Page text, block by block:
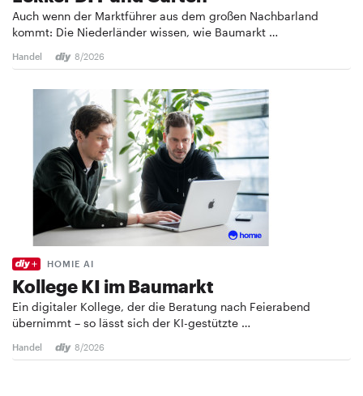
Auch wenn der Marktführer aus dem großen Nachbarland
kommt: Die Niederländer wissen, wie Baumarkt …
Handel 8/2026
HOMIE AI
Kollege KI im Baumarkt
Ein digitaler Kollege, der die Beratung nach Feierabend
übernimmt – so lässt sich der KI-gestützte …
Handel 8/2026